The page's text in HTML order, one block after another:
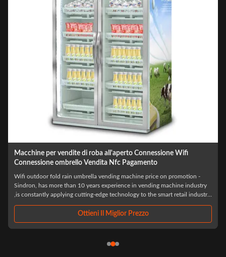
Macchine per vendere latte intelligente 500W per doppie porte
ISO90001 approvato
top sale id card reader smart fridge ice cream milk vending machine for
foods and drinks Specification: Excellent clients credibility (Carefully
selected,Before settlement,Resolve your consumption worries) Minimalist
Ottieni Il Miglior Prezzo